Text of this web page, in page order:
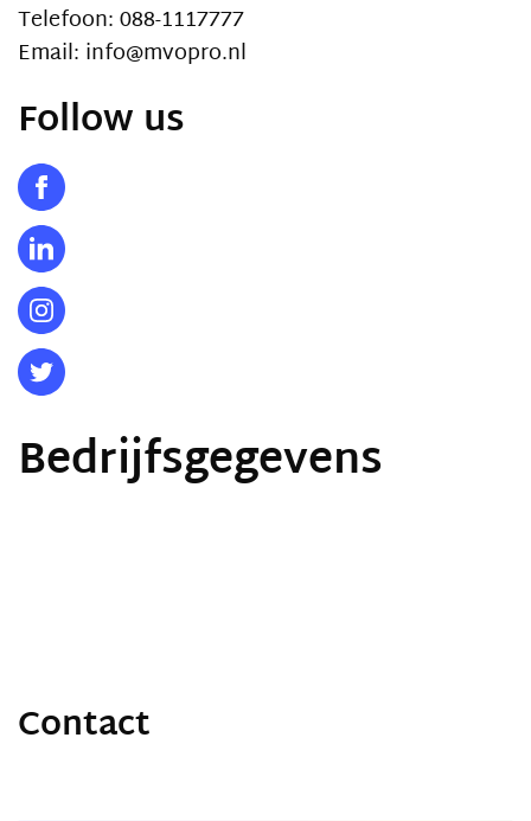
Telefoon: 088-1117777
Email: info@mvopro.nl
Follow us
Bedrijfsgegevens
Contact